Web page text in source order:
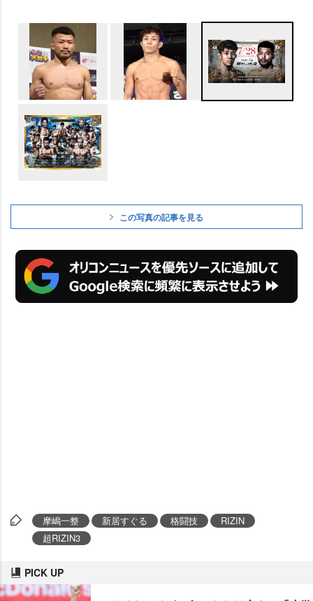
この写真の記事を見る
摩嶋一整 新居すぐる 格闘技
RIZIN
超RIZIN3
PICK UP